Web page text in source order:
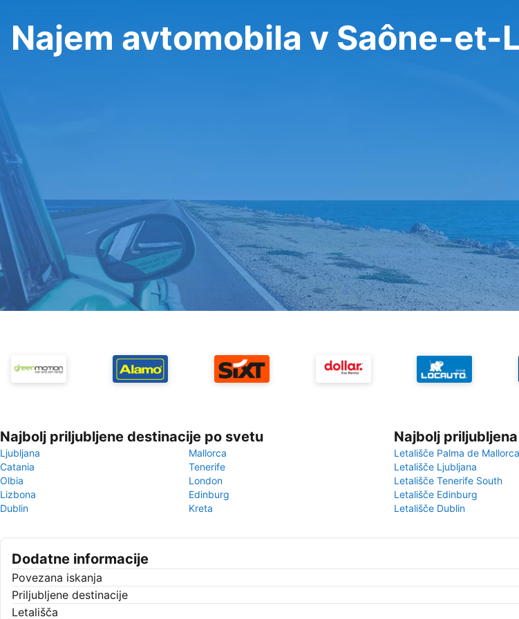
Najem avtomobila v Saône-et-
Najbolj priljubljene destinacije po svetu
Ljubljana
Mallorca
Catania
Tenerife
Olbia
London
Lizbona
Edinburg
Dublin
Kreta
Najbolj
Letališče Palma de Mallorca
Letališče Ljubljana
Letališče Tenerife South
Letališče Edinburg
Letališče Dublin
Dodatne informacije
Povezana iskanja
Priljubljene destinacije
Letališča